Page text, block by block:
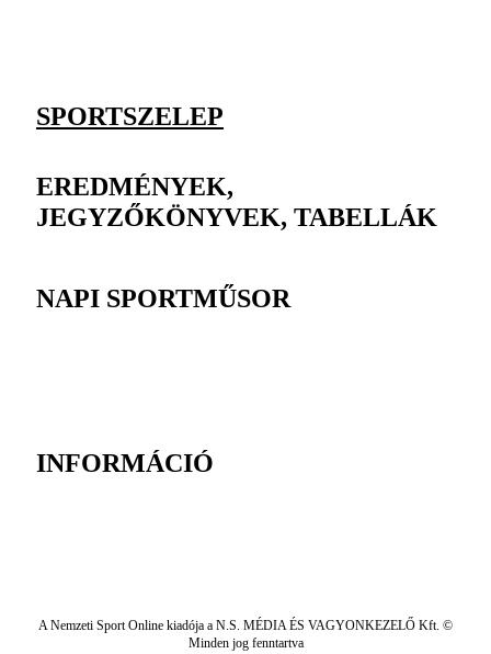
SPORTSZELEP
EREDMÉNYEK,
JEGYZŐKÖNYVEK, TABELLÁK
NAPI SPORTMŰSOR
INFORMÁCIÓ
A Nemzeti Sport Online kiadója a N.S. MÉDIA ÉS VAGYONKEZELŐ Kft. ©
Minden jog fenntartva